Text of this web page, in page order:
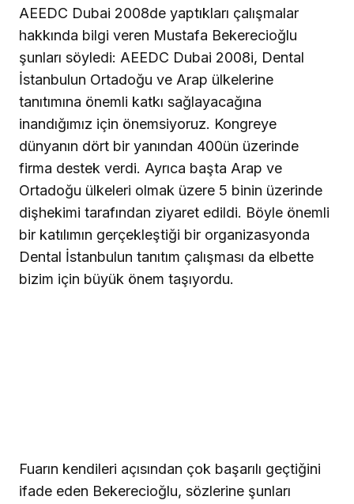
AEEDC Dubai 2008de yaptıkları çalışmalar
hakkında bilgi veren Mustafa Bekerecioğlu
şunları söyledi: AEEDC Dubai 2008i, Dental
İstanbulun Ortadoğu ve Arap ülkelerine
tanıtımına önemli katkı sağlayacağına
inandığımız için önemsiyoruz. Kongreye
dünyanın dört bir yanından 400ün üzerinde
firma destek verdi. Ayrıca başta Arap ve
Ortadoğu ülkeleri olmak üzere 5 binin üzerinde
dişhekimi tarafından ziyaret edildi. Böyle önemli
bir katılımın gerçekleştiği bir organizasyonda
Dental İstanbulun tanıtım çalışması da elbette
bizim için büyük önem taşıyordu.
Fuarın kendileri açısından çok başarılı geçtiğini
ifade eden Bekerecioğlu, sözlerine şunları